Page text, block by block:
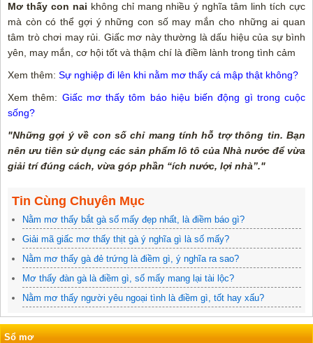
Mơ thấy con nai không chỉ mang nhiều ý nghĩa tâm linh tích cực
mà còn có thể gợi ý những con số may mắn cho những ai quan
tâm trò chơi may rủi. Giấc mơ này thường là dấu hiệu của sự bình
yên, may mắn, cơ hội tốt và thậm chí là điềm lành trong tình cảm
Xem thêm: Sự nghiệp đi lên khi nằm mơ thấy cá mập thật không?
Xem thêm: Giấc mơ thấy tôm báo hiệu biến động gì trong cuộc
sống?
"Những gợi ý về con số chỉ mang tính hỗ trợ thông tin. Bạn
nên ưu tiên sử dụng các sản phẩm lô tô của Nhà nước để vừa
giải trí đúng cách, vừa góp phần “ích nước, lợi nhà”."
Tin Cùng Chuyên Mục
Nằm mơ thấy bắt gà số mấy đẹp nhất, là điềm báo gì?
Giải mã giấc mơ thấy thịt gà ý nghĩa gì là số mấy?
Nằm mơ thấy gà đẻ trứng là điềm gì, ý nghĩa ra sao?
Mơ thấy đàn gà là điềm gì, số mấy mang lại tài lộc?
Nằm mơ thấy người yêu ngoại tình là điềm gì, tốt hay xấu?
Sổ mơ